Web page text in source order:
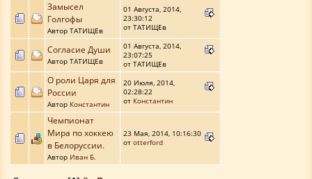
Замысел
Голгофы
Автор ТАТИЩЕв
01 Августа, 2014,
23:30:12
от ТАТИЩЕв
Согласие Души
Автор ТАТИЩЕв
01 Августа, 2014,
23:07:25
от ТАТИЩЕв
О роли Царя для
России
Автор Константин
20 Июля, 2014,
02:28:22
от Константин
Чемпионат
Мира по хоккею
в Белоруссии.
Автор Иван Б.
23 Мая, 2014, 10:16:30
от otterford